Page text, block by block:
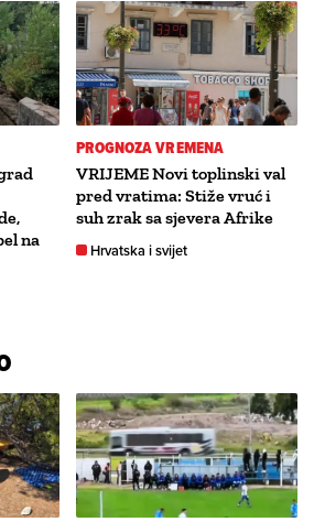
na
PROGNOZA VREMENA
VRIJEME Novi toplinski val
pred vratima: Stiže vruć i
suh zrak sa sjevera Afrike
Hrvatska i svijet